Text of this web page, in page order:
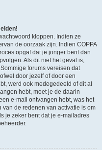
kloppen. Indien ze
de oorzaak zijn. Indien COPPA
opgaf dat je jonger bent dan
Als dit niet het geval is,
forums vereisen dat
door jezelf of door een
werd ook medegedeeld of dit al
hebt, moet je de daarin
e-mail ontvangen hebt, was het
de redenen van activatie is om
je zeker bent dat je e-mailadres